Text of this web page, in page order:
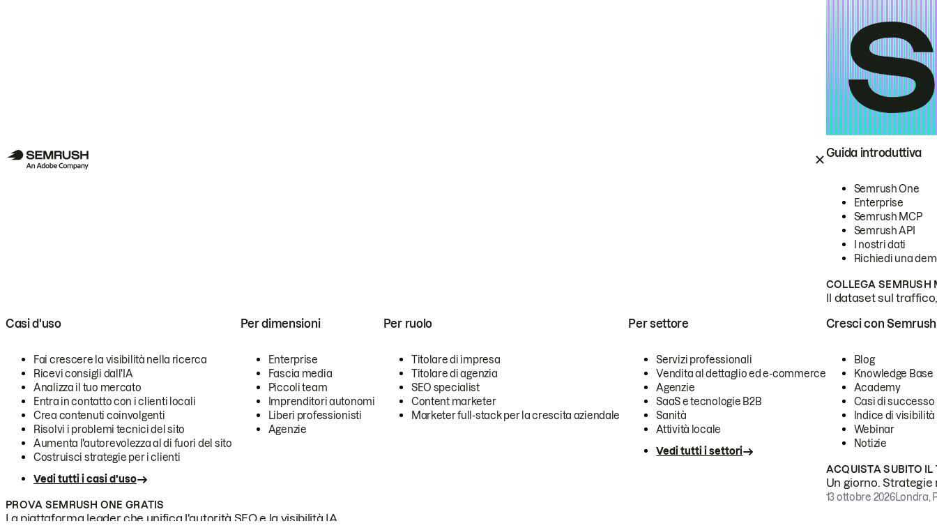
Guida introduttiva
Semrush One
Enterprise
Semrush MCP
Semrush API
I nostri dati
Richiedi una
COLLEGA SEMRUSH
Il dataset sul
Casi d'uso
Fai crescere la visibilità nella ricerca
Ricevi consigli dall'IA
Analizza il tuo mercato
Entra in contatto con i clienti locali
Crea contenuti coinvolgenti
Risolvi i problemi tecnici del sito
Aumenta l'autorevolezza al di fuori del sito
Costruisci strategie per i clienti
Vedi tutti i casi d'uso
Per dimensioni
Enterprise
Fascia media
Piccoli team
Imprenditori autonomi
Liberi professionisti
Agenzie
Per ruolo
Titolare di impresa
Titolare di agenzia
SEO specialist
Content marketer
Marketer full-stack per la crescita aziendale
Per settore
Servizi professionali
Vendita al dettaglio ed e-commerce
Agenzie
SaaS e tecnologie B2B
Sanità
Attività locale
Vedi tutti i settori
PROVA SEMRUSH ONE GRATIS
La piattaforma leader che unifica l'autorità SEO e la visibilità IA.
Cresci con Semrush
Blog
Knowledge Base
Academy
Casi di successo
Indice di visibilità
Webinar
Notizie
ACQUISTA SUBITO IL
Un giorno.
13 ottobre 2026Londra,